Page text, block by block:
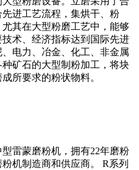
进工艺流程，集烘干、粉
其在大型粉磨工艺中，能够
术、经济指标达到国际先进
电力、冶金、化工、非金属
矿石的大型制粉加工，将块
所要求的粉状物料。
雷蒙磨粉机，拥有22年磨粉
机制造商和供应商。 R系列